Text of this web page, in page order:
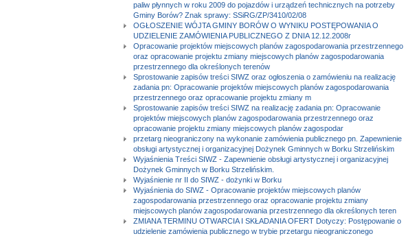
paliw płynnych w roku 2009 do pojazdów i urządzeń technicznych na potrzeby
Gminy Borów? Znak sprawy: SSiRG/ZP/3410/02/08
OGŁOSZENIE WÓJTA GMINY BORÓW O WYNIKU POSTĘPOWANIA O
UDZIELENIE ZAMÓWIENIA PUBLICZNEGO Z DNIA 12.12.2008r
Opracowanie projektów miejscowych planów zagospodarowania przestrzennego
oraz opracowanie projektu zmiany miejscowych planów zagospodarowania
przestrzennego dla określonych terenów
Sprostowanie zapisów treści SIWZ oraz ogłoszenia o zamówieniu na realizację
zadania pn: Opracowanie projektów miejscowych planów zagospodarowania
przestrzennego oraz opracowanie projektu zmiany m
Sprostowanie zapisów treści SIWZ na realizację zadania pn: Opracowanie
projektów miejscowych planów zagospodarowania przestrzennego oraz
opracowanie projektu zmiany miejscowych planów zagospodar
przetarg nieograniczony na wykonanie zamówienia publicznego pn. Zapewnienie
obsługi artystycznej i organizacyjnej Dożynek Gminnych w Borku Strzelińskim
Wyjaśnienia Treści SIWZ - Zapewnienie obsługi artystycznej i organizacyjnej
Dożynek Gminnych w Borku Strzelińskim.
Wyjaśnienie nr II do SIWZ - dożynki w Borku
Wyjaśnienia do SIWZ - Opracowanie projektów miejscowych planów
zagospodarowania przestrzennego oraz opracowanie projektu zmiany
miejscowych planów zagospodarowania przestrzennego dla określonych teren
ZMIANA TERMINU OTWARCIA I SKŁADANIA OFERT Dotyczy: Postępowanie o
udzielenie zamówienia publicznego w trybie przetargu nieograniczonego